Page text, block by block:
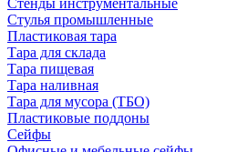
Стенды инструментальные
Cтулья промышленные
Пластиковая тара
Тара для склада
Тара пищевая
Тара наливная
Тара для мусора (ТБО)
Пластиковые поддоны
Сейфы